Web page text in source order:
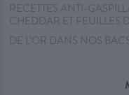
RECETTES ANTI-
CHEDDAR ET FEUILLES
DE L’OR DANS NOS